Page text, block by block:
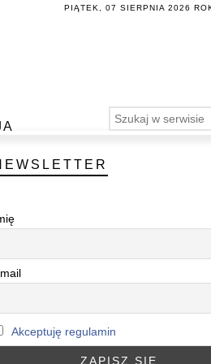
PIĄTEK, 07 SIERPNIA 2026
Akceptuję regulamin